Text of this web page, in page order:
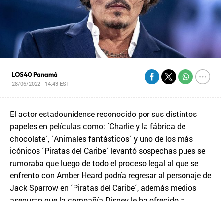
LOS40 Panamá
28/06/2022 - 14:43 EST
El actor estadounidense reconocido por sus distintos
papeles en películas como: ´Charlie y la fábrica de
chocolate´, ´Animales fantásticos´ y uno de los más
icónicos ´Piratas del Caribe´ levantó sospechas pues se
rumoraba que luego de todo el proceso legal al que se
enfrento con Amber Heard podría regresar al personaje de
Jack Sparrow en ´Piratas del Caribe´, además medios